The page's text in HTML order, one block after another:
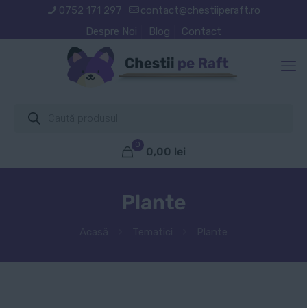
0752 171 297
contact@chestiiperaft.ro
Despre Noi
Blog Contact
search
0
0,00 lei
Plante